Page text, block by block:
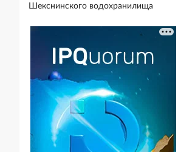
Шекснинского водохранилища